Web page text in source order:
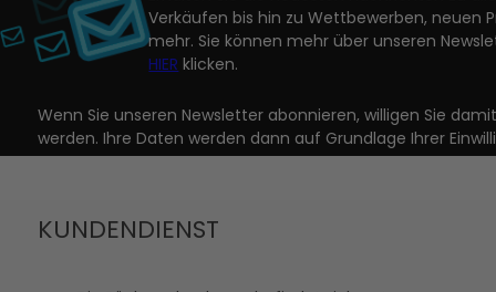
Verkäufen bis hin zu Wettbewerben, neuen
mehr. Sie können mehr über unseren
HIER klicken.
Wenn Sie unseren Newsletter abonnieren, willigen Sie
werden. Ihre Daten werden dann auf Grundlage Ihrer
KUNDENDIENST